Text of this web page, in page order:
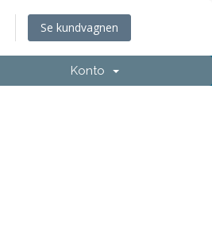
Se kundvagnen
Konto